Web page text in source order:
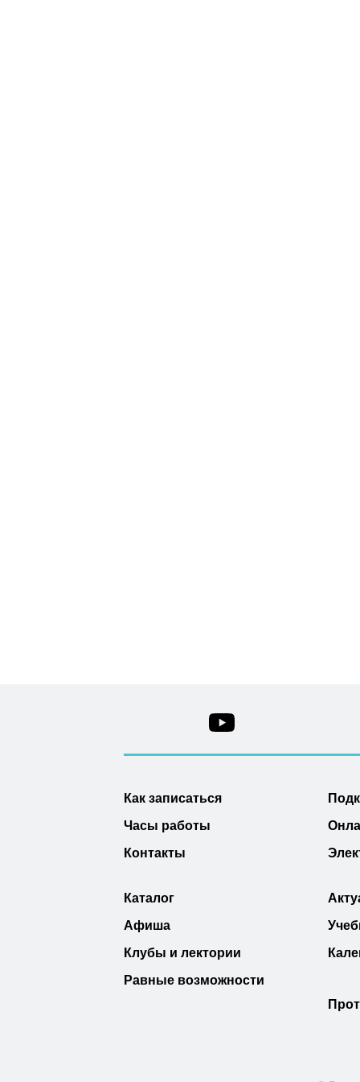
Как записаться
Часы работы
Контакты
Каталог
Афиша
Клубы и лектории
Равные возможности